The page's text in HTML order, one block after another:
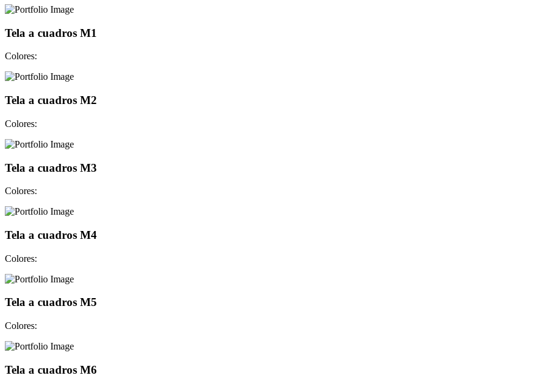
Tela a cuadros M1
Colores:
Tela a cuadros M2
Colores:
Tela a cuadros M3
Colores:
Tela a cuadros M4
Colores:
Tela a cuadros M5
Colores:
Tela a cuadros M6